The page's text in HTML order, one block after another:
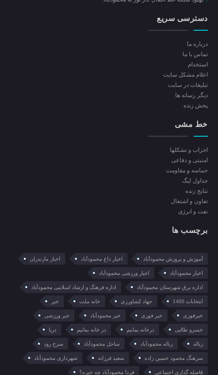
دسترسی سریع
درباره ما
تماس با ما
استخدام
اعلام مشکل سایت
تبلیغات در سایت
ديگر رسانه ها
پخش زنده
خط مشی
احزاب و تشکلها
امنیتی و دفاعی
حماسه و مقاومت
جداول لیگ
نتایج زنده
تعاون و اشتغال
نفت و انرژی
برچسب ها
آموزش و پرورش محمودآباد اخبار داغ محمودآباد اخبار مازندران
اخبار محمودآباد اخبار ورزشی محمودآباد
اداره برق شهرستان محمودآباد اداره فرهنگ و ارشاد اسلامی محمودآباد
انتخابات 1400 جهاد کشاورزی خانه ملت خبر
خبرفوری خبر فوری خبر محمودآباد خبر ورزشی
خسرو طالبی درخانه بمانیم در خانه بمانیم دریا
زباله زباله محمودآباد ساحل محمودآباد سرخ رود
سرهنگ محمود حسین زاده سعید فرزانه شهرداری محمودآباد
فاصله گذاری اجتماعی فردا محمودآباد چه خبره؟